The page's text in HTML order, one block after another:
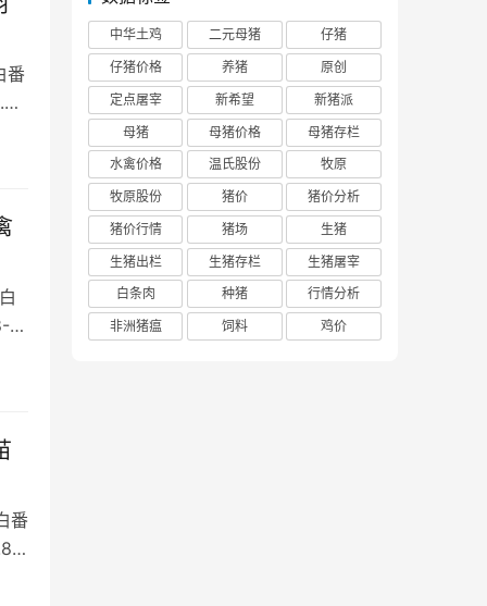
番
9
番
中华土鸡 二元母猪
仔猪
仔猪价格
养猪
原创
定点屠宰
新希望
新猪派
母猪
母猪价格
母猪存栏
水禽价格
温氏股份
牧原
牧原股份
猪价
猪价分析
猪价行情
猪场
生猪
生猪出栏
生猪存栏
生猪屠宰
白条肉
种猪
行情分析
非洲猪瘟
饲料 鸡价